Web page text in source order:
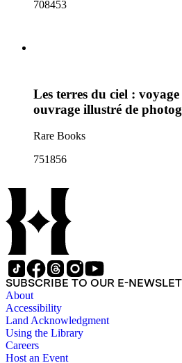
708453
Les terres du ciel :
ouvrage illustré de
Rare Books
751856
SUBSCRIBE TO OUR E-
About
Accessibility
Land Acknowledgment
Using the Library
Careers
Host an Event